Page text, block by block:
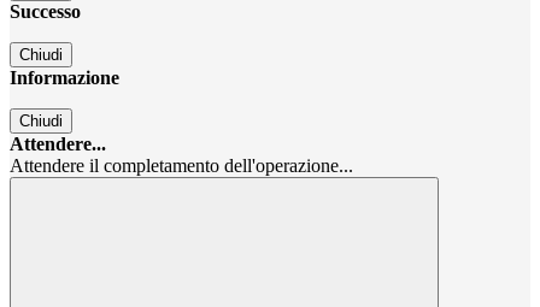
Successo
Chiudi
Informazione
Chiudi
Attendere...
Attendere il completamento dell'operazione...